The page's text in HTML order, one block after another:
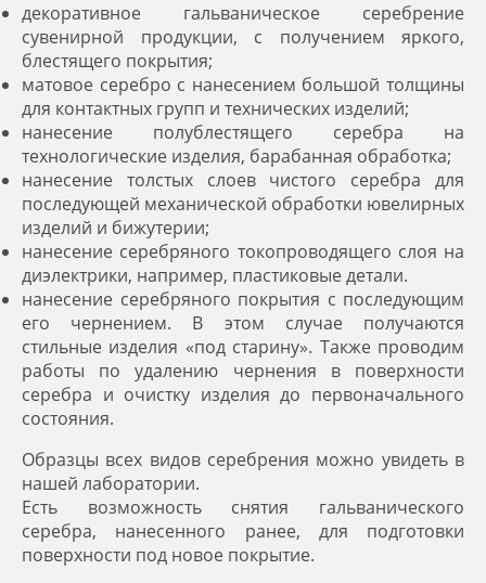
декоративное гальваническое серебрение
сувенирной продукции, с получением яркого,
блестящего покрытия;
матовое серебро с нанесением большой толщины
для контактных групп и технических изделий;
нанесение полублестящего серебра на
технологические изделия, барабанная обработка;
нанесение толстых слоев чистого серебра для
последующей механической обработки ювелирных
изделий и бижутерии;
нанесение серебряного токопроводящего слоя на
диэлектрики, например, пластиковые детали.
нанесение серебряного покрытия с последующим
его чернением. В этом случае получаются
стильные изделия «под старину». Также проводим
работы по удалению чернения в поверхности
серебра и очистку изделия до первоначального
состояния.
Образцы всех видов серебрения можно увидеть в
нашей лаборатории.
Есть возможность снятия гальванического
серебра, нанесенного ранее, для подготовки
поверхности под новое покрытие.